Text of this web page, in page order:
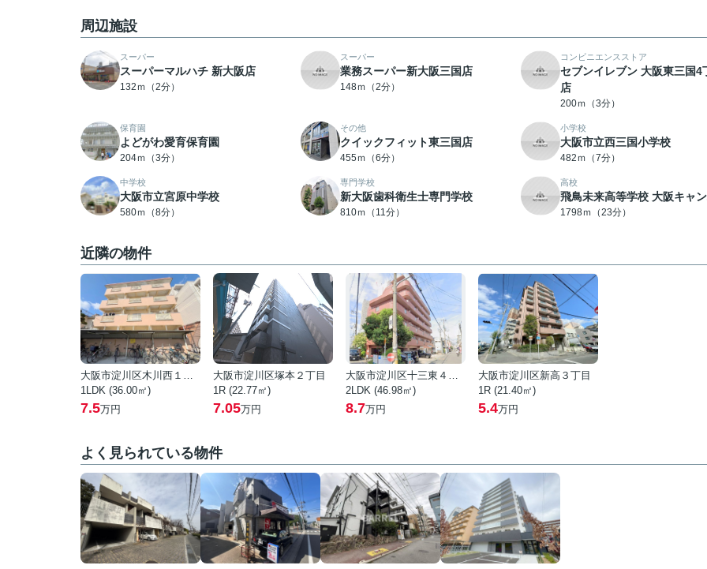
周辺施設
スーパー
スーパーマルハチ 新大阪店
132ｍ（2分）
スーパー
業務スーパー新大阪三国店
148ｍ（2分）
コンビニエンスストア
セブンイレブン 大阪東三国4
店
200ｍ（3分）
保育園
よどがわ愛育保育園
204ｍ（3分）
その他
クイックフィット東三国店
455ｍ（6分）
小学校
大阪市立西三国小学校
482ｍ（7分）
中学校
大阪市立宮原中学校
580ｍ（8分）
専門学校
新大阪歯科衛生士専門学校
810ｍ（11分）
高校
飛鳥未来高等学校 大阪キャ
1798ｍ（23分）
近隣の物件
大阪市淀川区木川西１丁目
1LDK (36.00㎡)
7.5万円
大阪市淀川区塚本２丁目
1R (22.77㎡)
7.05万円
大阪市淀川区十三東４丁目
2LDK (46.98㎡)
8.7万円
大阪市淀川区新高３丁目
1R (21.40㎡)
5.4万円
よく見られている物件